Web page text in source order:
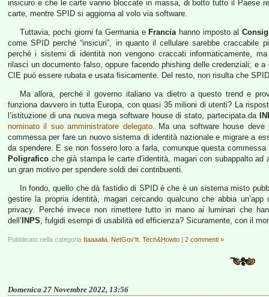
insicuro e che le carte vanno bloccate in massa, di botto tutto il Paese
carte, mentre SPID si aggiorna al volo via software.
Tuttavia, pochi giorni fa Germania e Franciahanno imposto al
come SPID perché “insicuri”, in quanto il cellulare sarebbe
perché i sistemi di identità non vengono craccati informaticamente,
rilasci un documento falso, oppure facendo phishing delle credenziali; e
CIE può essere rubata e usata fisicamente. Del resto, non risulta che
Ma allora, perché il governo italiano va dietro a questo trend e
funziona davvero in tutta Europa, con quasi 35 milioni di utenti? La
l’istituzione di una nuova mega software house di stato, partecipata da
nominato il suo amministratore delegato. Ma una software house
commessa per fare un nuovo sistema di identità nazionale e migrare a
da spendere. E se non fossero loro a farla, comunque questa
Poligrafico che già stampa le carte d’identità, magari con subappalto
un gran motivo per spendere soldi dei contribuenti.
In fondo, quello che dà fastidio di SPID è che è un sistema misto
gestire la propria identità, magari cercando qualcuno che abbia
privacy. Perché invece non rimettere tutto in mano ai luminari che
dell’ INPS, fulgidi esempi di usabilità ed efficienza? Sicuramente, con il
Pubblicato nella categoria Itaaaalia NetGov'It Tech&Howto | 2 commenti »
Domenica 27 Novembre 2022, 13:56